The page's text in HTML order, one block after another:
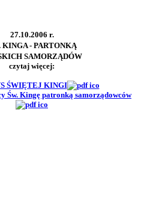
27.10.2006 r.
KINGA - PARTONKĄ
SAMORZĄDÓW
czytaj więcej:
ŚWIĘTEJ KINGI
Św. Kingę patronką samorządowców